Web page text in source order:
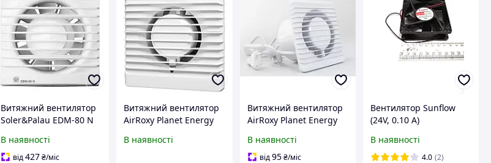
Витяжний вентилятор
Soler&Palau EDM-80 N
В наявності
від427₴/міс
Витяжний вентилятор
AirRoxy Planet Energy
В наявності
Витяжний вентилятор
AirRoxy Planet Energy
кабелі 86м³/год 8Вт (01-
054)
В наявності
від95 ₴/міс
Вентилятор Sunflow
(24V, 0.10 A)
квадратний
В наявності
4.0 (2)